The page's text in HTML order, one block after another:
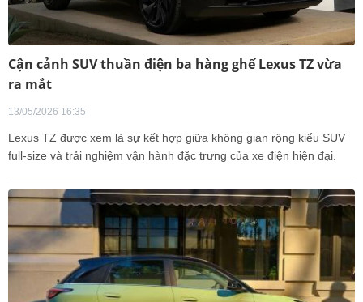
Cận cảnh SUV thuần điện ba hàng ghế Lexus TZ vừa
ra mắt
13/05/2026 16:35
Lexus TZ được xem là sự kết hợp giữa không gian rộng kiểu SUV
full-size và trải nghiệm vận hành đặc trưng của xe điện hiện đại.